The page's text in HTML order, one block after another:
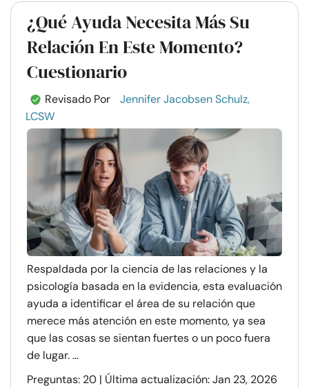
¿Qué Ayuda Necesita Más Su
Relación En Este Momento?
Cuestionario
Revisado Por
Jennifer Jacobsen Schulz,
LCSW
Respaldada por la ciencia de las relaciones y la
psicología basada en la evidencia, esta evaluación
ayuda a identificar el área de su relación que
merece más atención en este momento, ya sea
que las cosas se sientan fuertes o un poco fuera
de lugar. ...
Preguntas: 20 | Última actualización: Jan 23, 2026